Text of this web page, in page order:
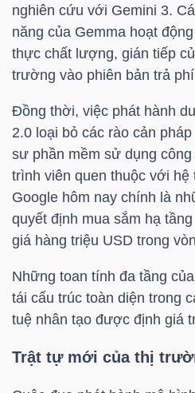
nghiên cứu với Gemini 3.
năng của Gemma hoạt
thực chất lượng, gián tiếp
trường vào phiên bản trả
Đồng thời, việc phát hành
2.0 loại bỏ các rào cản
sư phần mềm sử dụng
trình viên quen thuộc với hệ
Google hôm nay chính là
quyết định mua sắm hạ
giá hàng triệu USD trong
Những toan tính đa tầng
tái cấu trúc toàn diện trong
tuệ nhân tạo được định giá
Trật tự mới của thị
chính
Dữ
liệu
tài
chính